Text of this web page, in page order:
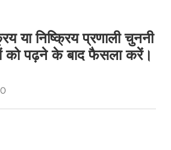
या निष्क्रिय प्रणाली चुननी
को पढ़ने के बाद फैसला करें।